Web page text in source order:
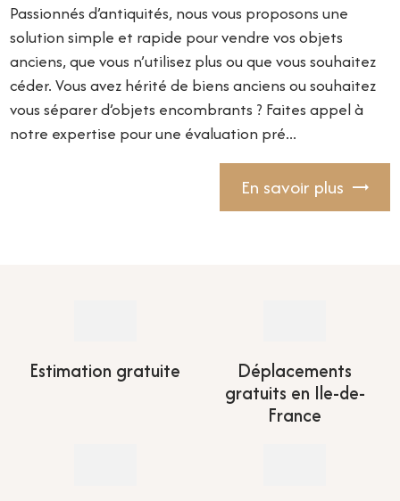
Passionnés d’antiquités, nous vous proposons une
solution simple et rapide pour vendre vos objets
anciens, que vous n’utilisez plus ou que vous souhaitez
céder. Vous avez hérité de biens anciens ou souhaitez
vous séparer d’objets encombrants ? Faites appel à
notre expertise pour une évaluation pré...
En savoir plus
Estimation gratuite
Déplacements
gratuits en Ile-de-
France